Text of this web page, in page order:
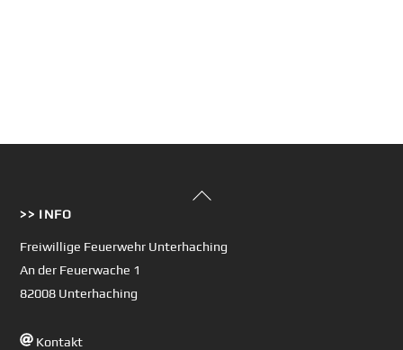
Back
>> INFO
Freiwillige Feuerwehr Unterhaching
An der Feuerwache 1
82008 Unterhaching
Kontakt